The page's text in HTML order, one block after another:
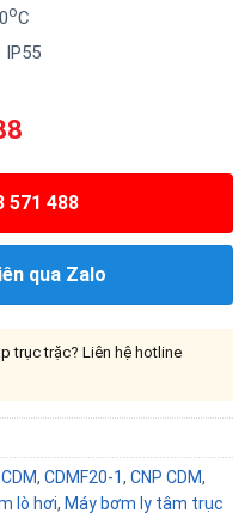
oC
571 488
qua Zalo
trục trặc? Liên hệ hotline
CDM, CDMF20-1, CNP CDM,
lò hơi, Máy bơm ly tâm trục